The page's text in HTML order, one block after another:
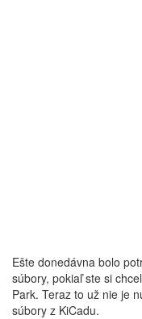
Ešte donedávna bolo
súbory, pokiaľ ste si
Park. Teraz to už nie je
súbory z KiCadu.